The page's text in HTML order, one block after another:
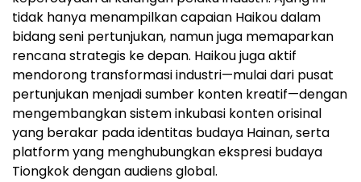
tidak hanya menampilkan capaian Haikou dalam
bidang seni pertunjukan, namun juga memaparkan
rencana strategis ke depan. Haikou juga aktif
mendorong transformasi industri—mulai dari pusat
pertunjukan menjadi sumber konten kreatif—dengan
mengembangkan sistem inkubasi konten orisinal
yang berakar pada identitas budaya Hainan, serta
platform yang menghubungkan ekspresi budaya
Tiongkok dengan audiens global.